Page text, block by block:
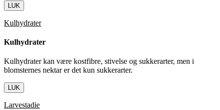
LUK
Kulhydrater
Kulhydrater
Kulhydrater kan være kostfibre, stivelse og sukkerarter, men i
blomsternes nektar er det kun sukkerarter.
LUK
Larvestadie